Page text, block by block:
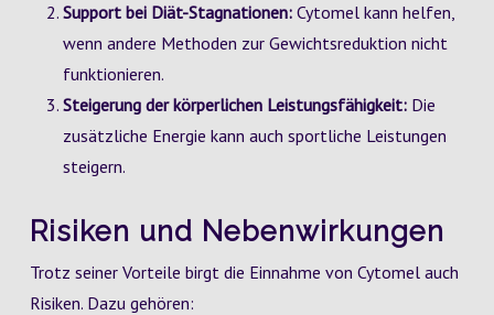
Support bei Diät-Stagnationen:Cytomel kann helfen,
wenn andere Methoden zur Gewichtsreduktion nicht
funktionieren.
Steigerung der körperlichen Leistungsfähigkeit:Die
zusätzliche Energie kann auch sportliche Leistungen
steigern.
Risiken und Nebenwirkungen
Trotz seiner Vorteile birgt die Einnahme von Cytomel auch
Risiken. Dazu gehören: